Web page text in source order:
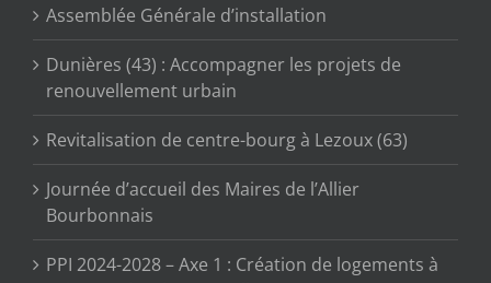
Assemblée Générale d’installation
Dunières (43) : Accompagner les projets de
renouvellement urbain
Revitalisation de centre-bourg à Lezoux (63)
Journée d’accueil des Maires de l’Allier
Bourbonnais
PPI 2024-2028 – Axe 1 : Création de logements à